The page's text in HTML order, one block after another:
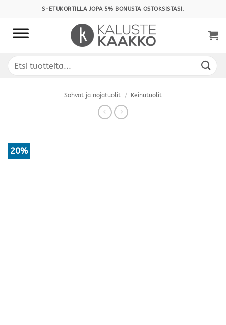
content
S-ETUKORTILLA JOPA 5% BONUSTA OSTOKSISTASI.
Etsi:
Sohvat ja nojatuolit / Keinutuolit
20%